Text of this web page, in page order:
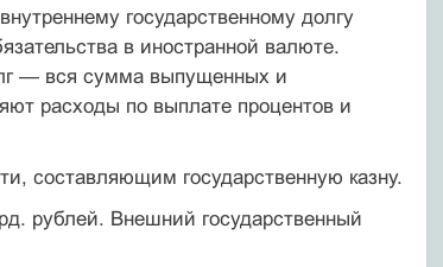
государственному долгу
в иностранной валюте.
— вся сумма выпущенных и
расходы по выплате процентов и
составляющим государственную казну.
рублей. Внешний государственный